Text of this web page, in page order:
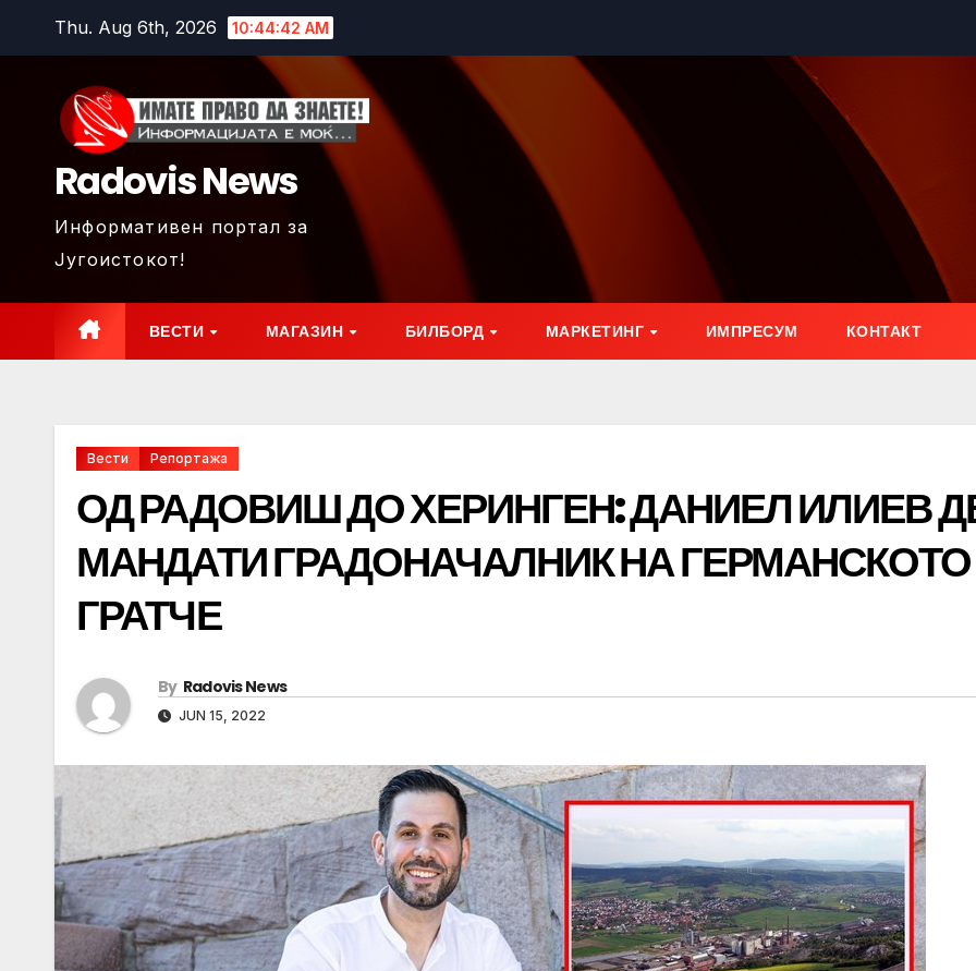
Thu. Aug 6th, 2026 10:44:44 AM
Radovis News
Информативен портал за
Југоистокот!
ВЕСТИ МАГАЗИН БИЛБОРД МАРКЕТИНГ ИМПРЕСУМ КОНТАКТ
Вести Репортажа
ОД РАДОВИШ ДО ХЕРИНГЕН: ДАНИЕЛ ИЛИЕВ
МАНДАТИ ГРАДОНАЧАЛНИК НА ГЕРМАНСКОТО
ГРАТЧЕ
By Radovis News
JUN 15, 2022